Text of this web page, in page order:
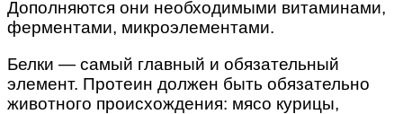
Дополняются они необходимыми витаминами,
ферментами, микроэлементами.
Белки — самый главный и обязательный
элемент. Протеин должен быть обязательно
животного происхождения: мясо курицы,